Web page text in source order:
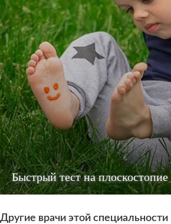
Быстрый тест на плоскостопие
Другие врачи этой специальности